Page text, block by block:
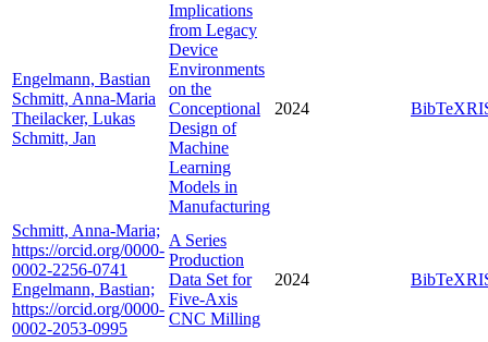
Engelmann, Bastian
Schmitt, Anna-Maria
Theilacker, Lukas
Schmitt, Jan
Implications
from Legacy
Device
Environments
on the
Conceptional
Design of
Machine
Learning
Models in
Manufacturing
2024 BibTeX
Schmitt, Anna-Maria;
https://orcid.org/0000-
0002-2256-0741
Engelmann, Bastian;
https://orcid.org/0000-
0002-2053-0995
A Series
Production
Data Set for
Five-Axis
CNC Milling
2024 BibTeX